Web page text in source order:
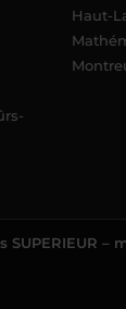
Haut-
SUPERIEUR –